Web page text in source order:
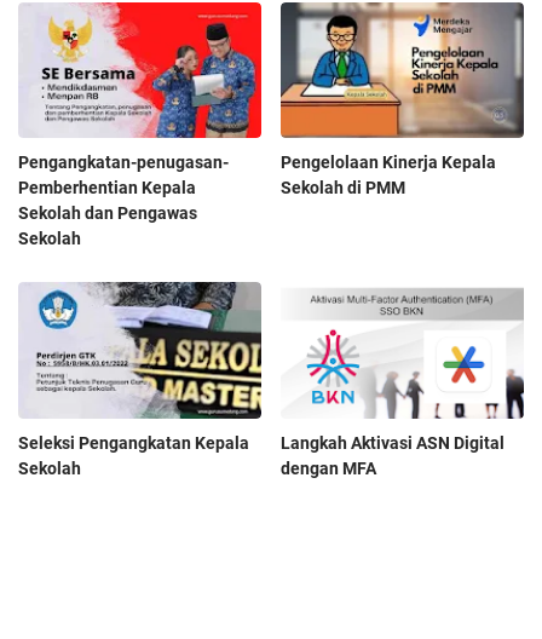
Pengangkatan-penugasan-
Pemberhentian Kepala
Sekolah dan Pengawas
Sekolah
Pengelolaan Kinerja Kepala
Sekolah di PMM
Seleksi Pengangkatan Kepala
Sekolah
Langkah Aktivasi ASN Digital
dengan MFA